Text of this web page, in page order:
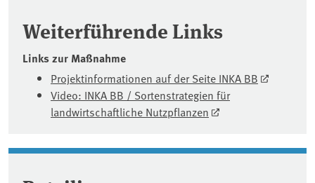
Weiterführende Links
Links zur Maßnahme
Projektinformationen auf der Seite INKA BB
Video: INKA BB / Sortenstrategien für
landwirtschaftliche Nutzpflanzen